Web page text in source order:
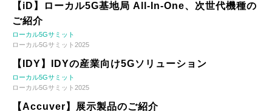
【iD】ローカル5G基地局 All-In-One、次世代機種の
ご紹介
ローカル5Gサミット
ローカル5Gサミット2025
【IDY】IDYの産業向け5Gソリューション
ローカル5Gサミット
ローカル5Gサミット2025
【Accuver】展示製品のご紹介